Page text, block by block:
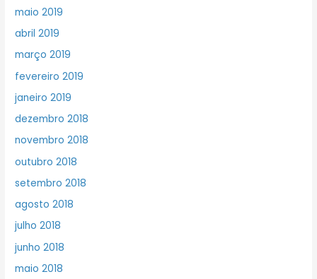
maio 2019
abril 2019
março 2019
fevereiro 2019
janeiro 2019
dezembro 2018
novembro 2018
outubro 2018
setembro 2018
agosto 2018
julho 2018
junho 2018
maio 2018